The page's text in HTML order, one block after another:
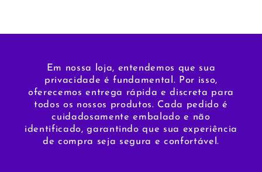
Em nossa loja, entendemos que sua
privacidade é fundamental. Por isso,
oferecemos entrega rápida e discreta para
todos os nossos produtos. Cada pedido é
cuidadosamente embalado e não
identificado, garantindo que sua experiência
de compra seja segura e confortável.